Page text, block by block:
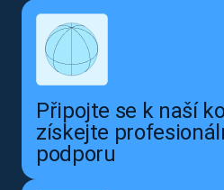
Připojte se k naší
získejte
podporu